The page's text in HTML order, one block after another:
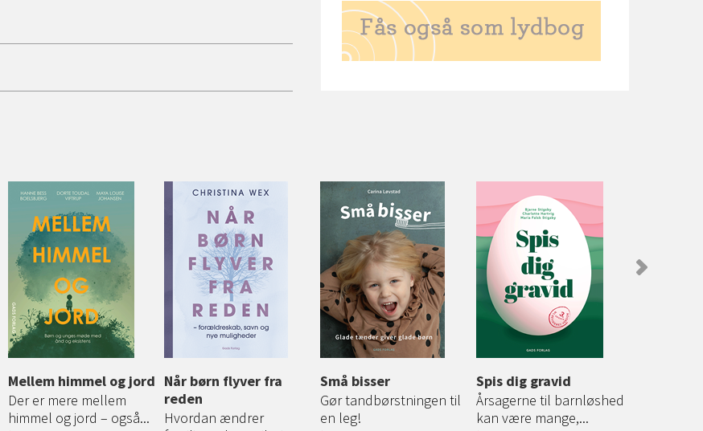
Mellem himmel og jord
Der er mere mellem
himmel og jord – også...
Når børn flyver fra
reden
Hvordan ændrer
Små bisser
Gør tandbørstningen til
en leg!
Spis dig gravid
Årsagerne til barnløshed
kan være mange,...